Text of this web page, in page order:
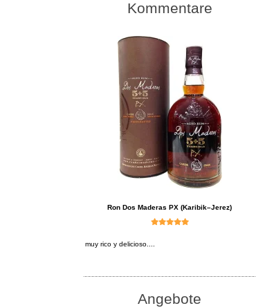
Kommentare
Ron Dos Maderas PX (Karibik–Jerez)
muy rico y delicioso....
Angebote